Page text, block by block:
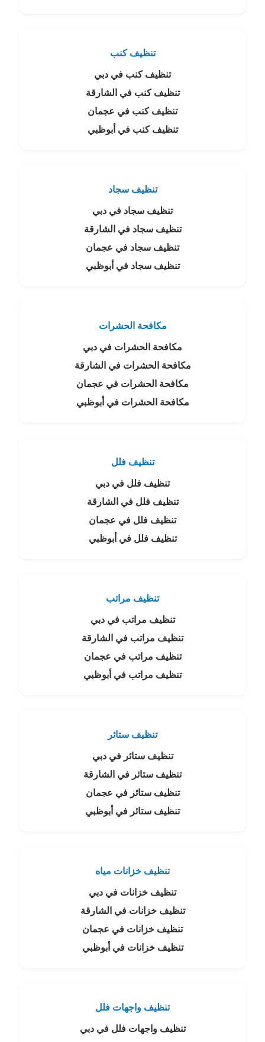
تنظيف كنب
تنظيف كنب في دبي
تنظيف كنب في الشارقة
تنظيف كنب في عجمان
تنظيف كنب في أبوظبي
تنظيف سجاد
تنظيف سجاد في دبي
تنظيف سجاد في الشارقة
تنظيف سجاد في عجمان
تنظيف سجاد في أبوظبي
مكافحة الحشرات
مكافحة الحشرات في دبي
مكافحة الحشرات في الشارقة
مكافحة الحشرات في عجمان
مكافحة الحشرات في أبوظبي
تنظيف فلل
تنظيف فلل في دبي
تنظيف فلل في الشارقة
تنظيف فلل في عجمان
تنظيف فلل في أبوظبي
تنظيف مراتب
تنظيف مراتب في دبي
تنظيف مراتب في الشارقة
تنظيف مراتب في عجمان
تنظيف مراتب في أبوظبي
تنظيف ستائر
تنظيف ستائر في دبي
تنظيف ستائر في الشارقة
تنظيف ستائر في عجمان
تنظيف ستائر في أبوظبي
تنظيف خزانات مياه
تنظيف خزانات في دبي
تنظيف خزانات في الشارقة
تنظيف خزانات في عجمان
تنظيف خزانات في أبوظبي
تنظيف واجهات فلل
تنظيف واجهات فلل في دبي